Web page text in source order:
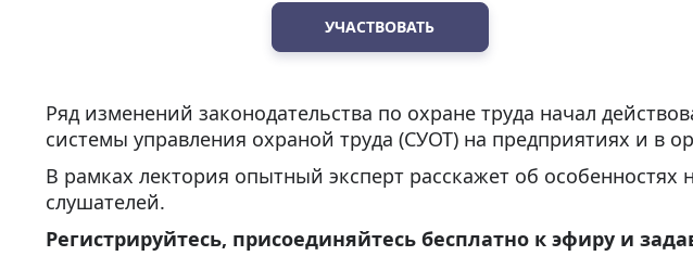
УЧАСТВОВАТЬ
Ряд изменений законодательства по охране труда начал
системы управления охраной труда (СУОТ) на предприятиях и в
В рамках лектория опытный эксперт расскажет об
слушателей.
Регистрируйтесь, присоединяйтесь бесплатно к эфиру и